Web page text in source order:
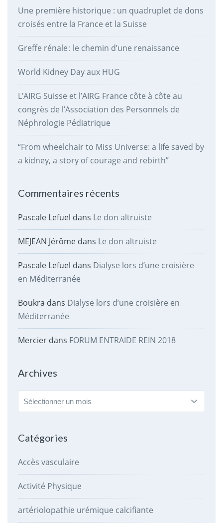
Une première historique : un quadruplet de dons
croisés entre la France et la Suisse
Greffe rénale : le chemin d’une renaissance
World Kidney Day aux HUG
L’AIRG Suisse et l’AIRG France côte à côte au
congrès de l’Association des Personnels de
Néphrologie Pédiatrique
“From wheelchair to Miss Universe: a life saved by
a kidney, a story of courage and rebirth”
Commentaires récents
Pascale Lefuel dans Le don altruiste
MEJEAN Jérômedans Le don altruiste
Pascale Lefuel dans Dialyse lors d’une croisière
en Méditerranée
Boukra dans Dialyse lors d’une croisière en
Méditerranée
Mercierdans FORUM ENTRAIDE REIN 2018
Archives
Archives
Catégories
Accès vasculaire
Activité Physique
artériolopathie urémique calcifiante